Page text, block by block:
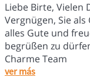
Liebe Birte, Vielen
Vergnügen, Sie
alles Gute und
begrüßen zu
Charme Team
ver más